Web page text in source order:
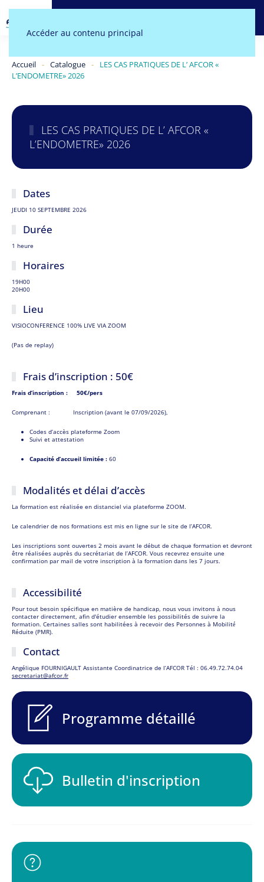
Accéder au contenu principal
Accueil Catalogue
LES CAS PRATIQUES DE L’ AFCOR «
L’ENDOMETRE» 2026
LES CAS PRATIQUES DE L’ AFCOR «
L’ENDOMETRE» 2026
Dates
JEUDI 10 SEPTEMBRE 2026
Durée
1 heure
Horaires
19H00
20H00
Lieu
VISIOCONFERENCE 100% LIVE VIA ZOOM
(Pas de replay)
Frais d’inscription : 50€
Frais d’inscription : 50€/pers
Comprenant : Inscription (avant le 07/09/2026),
Codes d’accès plateforme Zoom
Suivi et attestation
Capacité d’accueil limitée : 60
Modalités et délai d’accès
La formation est réalisée en distanciel via plateforme ZOOM.
Le calendrier de nos formations est mis en ligne sur le site de l’AFCOR.
Les inscriptions sont ouvertes 2 mois avant le début de chaque formation et devront
être réalisées auprès du secrétariat de l’AFCOR. Vous recevrez ensuite une
confirmation par mail de votre inscription à la formation dans les 7 jours.
Accessibilité
Pour tout besoin spécifique en matière de handicap, nous vous invitons à nous
contacter directement, afin d'étudier ensemble les possibilités de suivre la
formation. Certaines salles sont habilitées à recevoir des Personnes à Mobilité́
Réduite (PMR).
Contact
Angélique FOURNIGAULT Assistante Coordinatrice de l’AFCOR Tél : 06.49.72.74.04
secretariat@afcor.fr
Programme détaillé
Bulletin d'inscription